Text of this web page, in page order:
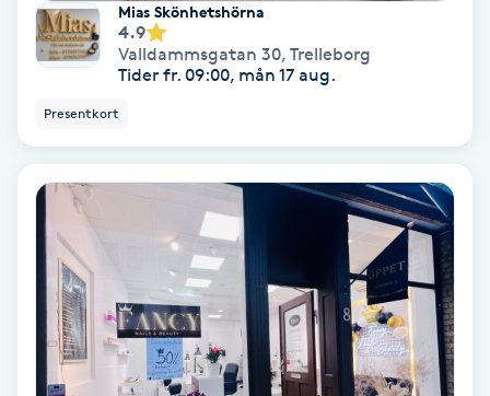
PRX-T33
Radiofrekvens
Rakning
Reflexologi
Mias Skönhetshörna
4.9
Valldammsgatan 30, Trelleborg
Tider fr. 09:00, mån 17 aug.
Presentkort